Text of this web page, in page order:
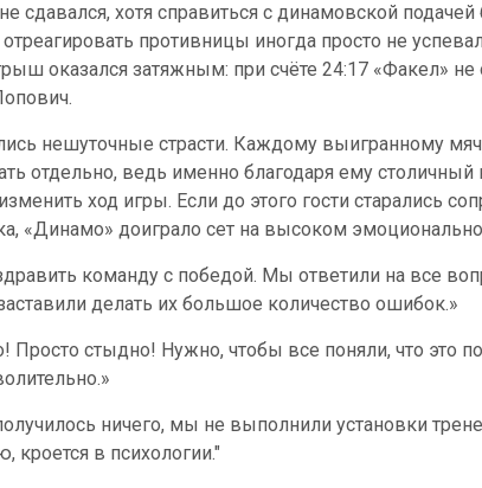
сдавался, хотя справиться с динамовской
отреагировать противницы иногда просто не
оказался затяжным: при счёте 24:17 «Факел»
нешуточные страсти. Каждому выигранному
отдельно, ведь именно благодаря ему
ход игры. Если до этого гости старались
«Динамо» доиграло сет на высоком
команду с победой. Мы ответили на все
делать их большое количество ошибок.»
стыдно! Нужно, чтобы все поняли, что это
ничего, мы не выполнили установки
в психологии."